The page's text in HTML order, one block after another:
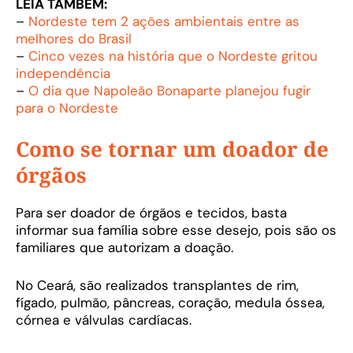
LEIA TAMBÉM:
– Nordeste tem 2 ações ambientais entre as
melhores do Brasil
– Cinco vezes na história que o Nordeste gritou
independência
– O dia que Napoleão Bonaparte planejou fugir
para o Nordeste
Como se tornar um doador de
órgãos
Para ser doador de órgãos e tecidos, basta
informar sua família sobre esse desejo, pois são os
familiares que autorizam a doação.
No Ceará, são realizados transplantes de rim,
fígado, pulmão, pâncreas, coração, medula óssea,
córnea e válvulas cardíacas.